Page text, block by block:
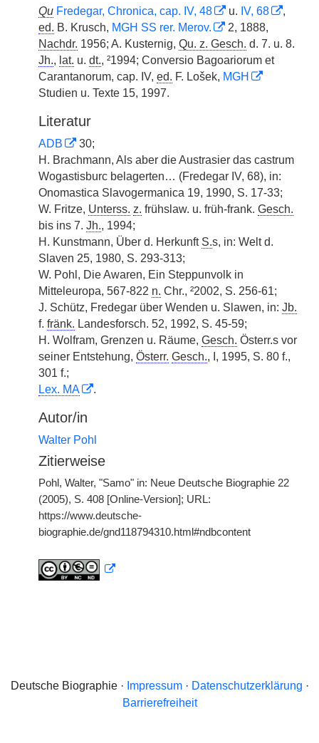
Qu Fredegar, Chronica, cap. IV, 48 u. IV, 68
,
ed. B. Krusch, MGH SS rer. Merov.
2, 1888,
Nachdr. 1956; A. Kusternig, Qu. z. Gesch. d. 7. u. 8.
Jh., lat. u. dt., ²1994; Conversio Bagoariorum et
Carantanorum, cap. IV, ed. F. Lošek, MGH
Studien u. Texte 15, 1997.
Literatur
ADB
30;
H. Brachmann, Als aber die Austrasier das castrum
Wogastisburc belagerten… (Fredegar IV, 68), in:
Onomastica Slavogermanica 19, 1990, S. 17-33;
W. Fritze, Unterss. z. frühslaw. u. früh-frank. Gesch.
bis ins 7. Jh., 1994;
H. Kunstmann, Über d. Herkunft S.s, in: Welt d.
Slaven 25, 1980, S. 293-313;
W. Pohl, Die Awaren, Ein Steppunvolk in
Mitteleuropa, 567-822 n. Chr., ²2002, S. 256-61;
J. Schütz, Fredegar über Wenden u. Slawen, in: Jb.
f. fränk. Landesforsch. 52, 1992, S. 45-59;
H. Wolfram, Grenzen u. Räume, Gesch. Österr.s vor
seiner Entstehung, Österr. Gesch., I, 1995, S. 80 f.,
301 f.;
Lex. MA
.
Autor/in
Walter Pohl
Zitierweise
Pohl, Walter, "Samo" in: Neue Deutsche Biographie 22
(2005), S. 408 [Online-Version]; URL:
https://www.deutsche-
biographie.de/gnd118794310.html#ndbcontent
Deutsche Biographie · Impressum· Datenschutzerklärung ·
Barrierefreiheit